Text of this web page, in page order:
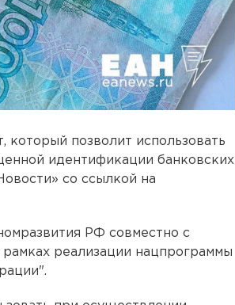
который позволит использовать
идентификации банковских
со ссылкой на
РФ совместно с
реализации нацпрограммы